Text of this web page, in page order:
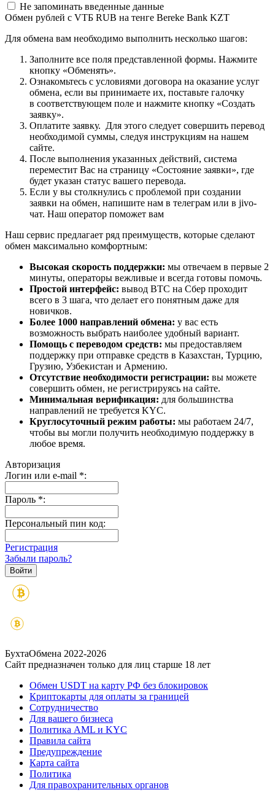
Не запоминать введенные данные
Обмен рублей с VТБ RUB на тенге Bereke Bank KZT
Для обмена вам необходимо выполнить несколько шагов:
Заполните все поля представленной формы. Нажмите
кнопку «Обменять».
Ознакомьтесь с условиями договора на оказание услуг
обмена, если вы принимаете их, поставьте галочку
в соответствующем поле и нажмите кнопку «Создать
заявку».
Оплатите заявку. Для этого следует совершить перевод
необходимой суммы, следуя инструкциям на нашем
сайте.
После выполнения указанных действий, система
переместит Вас на страницу «Состояние заявки», где
будет указан статус вашего перевода.
Если у вы столкнулись с проблемой при создании
заявки на обмен, напишите нам в телеграм или в jivo-
чат. Наш оператор поможет вам
Наш сервис предлагает ряд преимуществ, которые сделают
обмен максимально комфортным:
Высокая скорость поддержки: мы отвечаем в первые 2
минуты, операторы вежливые и всегда готовы помочь.
Простой интерфейс: вывод BTC на Сбер проходит
всего в 3 шага, что делает его понятным даже для
новичков.
Более 1000 направлений обмена: у вас есть
возможность выбрать наиболее удобный вариант.
Помощь с переводом средств: мы предоставляем
поддержку при отправке средств в Казахстан, Турцию,
Грузию, Узбекистан и Армению.
Отсутствие необходимости регистрации: вы можете
совершить обмен, не регистрируясь на сайте.
Минимальная верификация: для большинства
направлений не требуется KYC.
Круглосуточный режим работы: мы работаем 24/7,
чтобы вы могли получить необходимую поддержку в
любое время.
Авторизация
Логин или e-mail *:
Пароль *:
Персональный пин код:
Регистрация
Забыли пароль?
БухтаОбмена 2022-2026
Сайт предназначен только для лиц старше 18 лет
Обмен USDT на карту РФ без блокировок
Криптокарты для оплаты за границей
Сотрудничество
Для вашего бизнеса
Политика AML и KYC
Правила сайта
Предупреждение
Карта сайта
Политика
Для правохранительных органов